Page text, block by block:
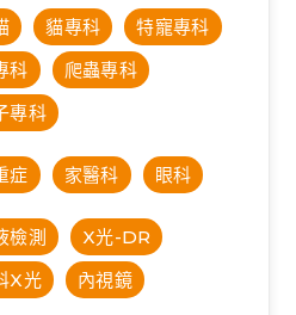
貓專科
特寵專科
科
爬蟲專科
專科
症 家醫科 眼科
檢測
X光-DR
X光
內視鏡